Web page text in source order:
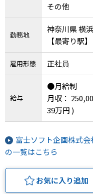
その他
勤務地
神奈川県 横
雇用形態 正社員
給与
●月給制
月収：
39万円 )
富士ソフト企画株式
の一覧はこちら
お気に入り追加